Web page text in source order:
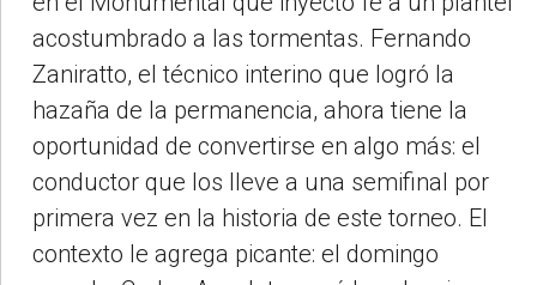
acostumbrado a las tormentas. Fernando
Zaniratto, el técnico interino que logró la
hazaña de la permanencia, ahora tiene la
oportunidad de convertirse en algo más: el
conductor que los lleve a una semifinal por
primera vez en la historia de este torneo. El
contexto le agrega picante: el domingo